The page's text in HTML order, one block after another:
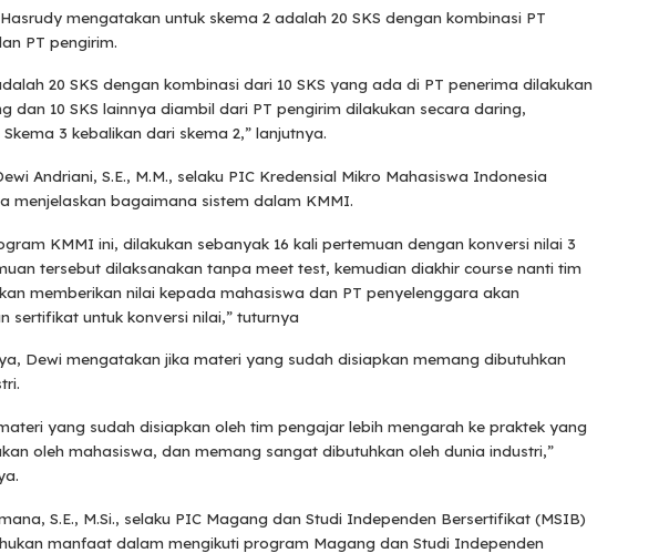
mengatakan untuk skema 2 adalah 20 SKS dengan kombinasi PT
PT pengirim.
20 SKS dengan kombinasi dari 10 SKS yang ada di PT penerima dilakukan
dan 10 SKS lainnya diambil dari PT pengirim dilakukan secara daring,
3 kebalikan dari skema 2,” lanjutnya.
Andriani, S.E., M.M., selaku PIC Kredensial Mikro Mahasiswa Indonesia
menjelaskan bagaimana sistem dalam KMMI.
KMMI ini, dilakukan sebanyak 16 kali pertemuan dengan konversi nilai 3
tersebut dilaksanakan tanpa meet test, kemudian diakhir course nanti tim
memberikan nilai kepada mahasiswa dan PT penyelenggara akan
sertifikat untuk konversi nilai,” tuturnya
Dewi mengatakan jika materi yang sudah disiapkan memang dibutuhkan
yang sudah disiapkan oleh tim pengajar lebih mengarah ke praktek yang
oleh mahasiswa, dan memang sangat dibutuhkan oleh dunia industri,”
S.E., M.Si., selaku PIC Magang dan Studi Independen Bersertifikat (MSIB)
manfaat dalam mengikuti program Magang dan Studi Independen